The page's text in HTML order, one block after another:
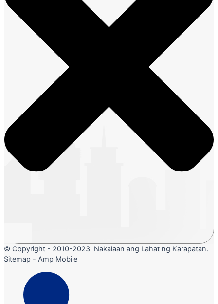
© Copyright - 2010-2023: Nakalaan ang Lahat ng Karapatan.
Sitemap - Amp Mobile